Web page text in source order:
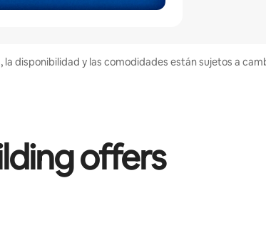
la disponibilidad y las comodidades están sujetos a
offers